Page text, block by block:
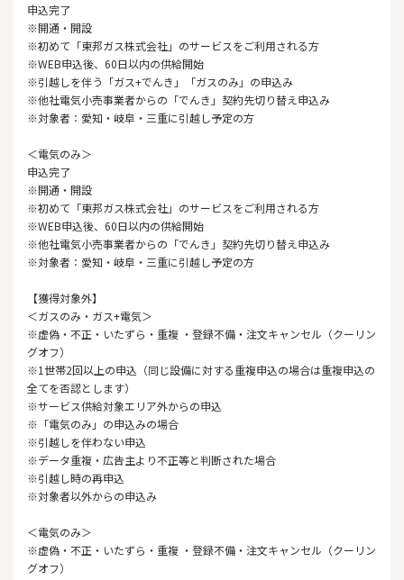
申込完了
※開通・開設
※初めて「東邦ガス株式会社」のサービスをご利用される方
※WEB申込後、60日以内の供給開始
※引越しを伴う「ガス+でんき」「ガスのみ」の申込み
※他社電気小売事業者からの「でんき」契約先切り替え申込み
※対象者：愛知・岐阜・三重に引越し予定の方
＜電気のみ＞
申込完了
※開通・開設
※初めて「東邦ガス株式会社」のサービスをご利用される方
※WEB申込後、60日以内の供給開始
※他社電気小売事業者からの「でんき」契約先切り替え申込み
※対象者：愛知・岐阜・三重に引越し予定の方
【獲得対象外】
＜ガスのみ・ガス+電気＞
※虚偽・不正・いたずら・重複 ・登録不備・注文キャンセル（クーリン
グオフ）
※1世帯2回以上の申込（同じ設備に対する重複申込の場合は重複申込の
全てを否認とします）
※サービス供給対象エリア外からの申込
※「電気のみ」の申込みの場合
※引越しを伴わない申込
※データ重複・広告主より不正等と判断された場合
※引越し時の再申込
※対象者以外からの申込み
＜電気のみ＞
※虚偽・不正・いたずら・重複 ・登録不備・注文キャンセル（クーリン
グオフ）